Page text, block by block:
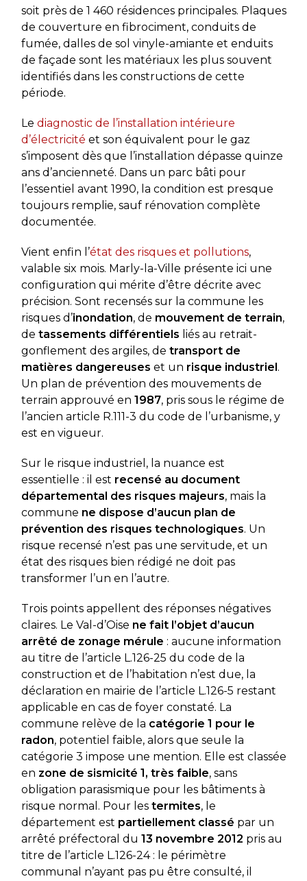
soit près de 1 460 résidences principales. Plaques
de couverture en fibrociment, conduits de
fumée, dalles de sol vinyle-amiante et enduits
de façade sont les matériaux les plus souvent
identifiés dans les constructions de cette
période.
Le diagnostic de l’installation intérieure
d’électricité et son équivalent pour le gaz
s’imposent dès que l’installation dépasse quinze
ans d’ancienneté. Dans un parc bâti pour
l’essentiel avant 1990, la condition est presque
toujours remplie, sauf rénovation complète
documentée.
Vient enfin l’état des risques et pollutions,
valable six mois. Marly-la-Ville présente ici une
configuration qui mérite d’être décrite avec
précision. Sont recensés sur la commune les
risques d’inondation, de mouvement de terrain,
de tassements différentiels liés au retrait-
gonflement des argiles, de transport de
matières dangereuses et un risque industriel .
Un plan de prévention des mouvements de
terrain approuvé en 1987, pris sous le régime de
l’ancien article R.111-3 du code de l’urbanisme, y
est en vigueur.
Sur le risque industriel, la nuance est
essentielle : il est recensé au document
départemental des risques majeurs, mais la
commune ne dispose d’aucun plan de
prévention des risques technologiques. Un
risque recensé n’est pas une servitude, et un
état des risques bien rédigé ne doit pas
transformer l’un en l’autre.
Trois points appellent des réponses négatives
claires. Le Val-d’Oise ne fait l’objet d’aucun
arrêté de zonage mérule : aucune information
au titre de l’article L.126-25 du code de la
construction et de l’habitation n’est due, la
déclaration en mairie de l’article L.126-5 restant
applicable en cas de foyer constaté. La
commune relève de la catégorie 1 pour le
radon, potentiel faible, alors que seule la
catégorie 3 impose une mention. Elle est classée
en zone de sismicité 1, très faible, sans
obligation parasismique pour les bâtiments à
risque normal. Pour les termites, le
département est partiellement classé par un
arrêté préfectoral du 13 novembre 2012 pris au
titre de l’article L.126-24 : le périmètre
communal n’ayant pas pu être consulté, il